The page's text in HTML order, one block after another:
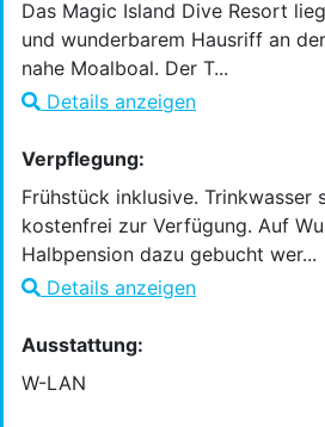
Das Magic Island Dive Resort
und wunderbarem Hausriff an
nahe Moalboal. Der T...
Details anzeigen
Verpflegung:
Frühstück inklusive. Trinkwasser
kostenfrei zur Verfügung. Auf
Halbpension dazu gebucht wer...
Details anzeigen
Ausstattung:
W-LAN